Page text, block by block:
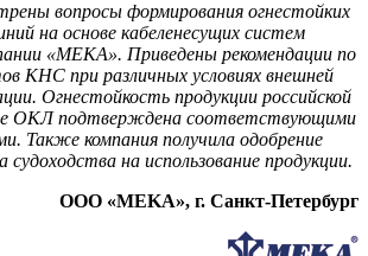
вопросы формирования огнестойких
на основе кабеленесущих систем
«МЕКА». Приведены рекомендации по
КНС при различных условиях внешней
Огнестойкость продукции российской
ОКЛ подтверждена соответствующими
Также компания получила одобрение
судоходства на использование продукции.
ООО «МEKA», г. Санкт-Петербург